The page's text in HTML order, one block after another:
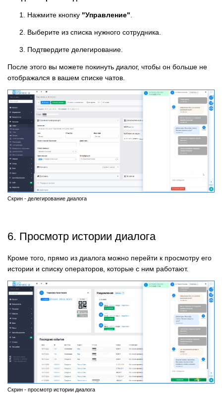
Нажмите кнопку "Управление"
Выберите из списка нужного сотрудника.
Подтвердите делегирование.
После этого вы можете покинуть диалог, чтобы он больше не
отображался в вашем списке чатов.
Скрин - делегирование диалога
6. Просмотр истории диалога
Кроме того, прямо из диалога можно перейти к просмотру его
истории и списку операторов, которые с ним работают.
Скрин - просмотр истории диалога